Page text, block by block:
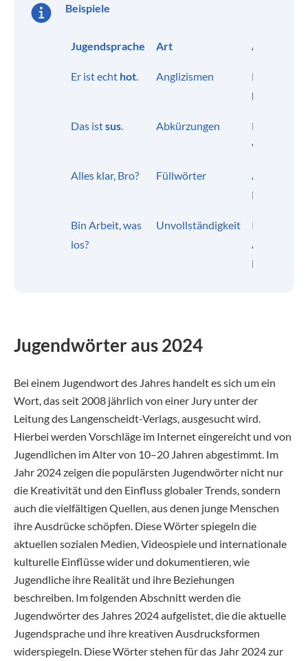
Beispiele
Jugendsprache Art
Er ist echt hot Anglizismen
Er ist echt
hübsch/
Das istsus Abkürzungen
Das ist
verdächtig
Alles klar, Bro? Füllwörter
Alles klar,
Mann?
Bin Arbeit, was
los?
Unvollständigkeit
Ich bin in
Arbeit, was
los?
Jugendwörter aus 2024
Bei einem Jugendwort des Jahres handelt es sich um ein
Wort, das seit 2008 jährlich von einer Jury unter der
Leitung des Langenscheidt-Verlags, ausgesucht wird.
Hierbei werden Vorschläge im Internet eingereicht und von
Jugendlichen im Alter von 10–20 Jahren abgestimmt. Im
Jahr 2024 zeigen die populärsten Jugendwörter nicht nur
die Kreativität und den Einfluss globaler Trends, sondern
auch die vielfältigen Quellen, aus denen junge Menschen
ihre Ausdrücke schöpfen. Diese Wörter spiegeln die
aktuellen sozialen Medien, Videospiele und internationale
kulturelle Einflüsse wider und dokumentieren, wie
Jugendliche ihre Realität und ihre Beziehungen
beschreiben. Im folgenden Abschnitt werden die
Jugendwörter des Jahres 2024 aufgelistet, die die aktuelle
Jugendsprache und ihre kreativen Ausdrucksformen
widerspiegeln. Diese Wörter stehen für das Jahr 2024 zur